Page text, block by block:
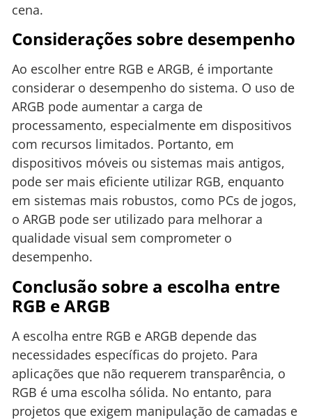
cena.
Considerações sobre desempenho
Ao escolher entre RGB e ARGB, é importante
considerar o desempenho do sistema. O uso de
ARGB pode aumentar a carga de
processamento, especialmente em dispositivos
com recursos limitados. Portanto, em
dispositivos móveis ou sistemas mais antigos,
pode ser mais eficiente utilizar RGB, enquanto
em sistemas mais robustos, como PCs de jogos,
o ARGB pode ser utilizado para melhorar a
qualidade visual sem comprometer o
desempenho.
Conclusão sobre a escolha entre
RGB e ARGB
A escolha entre RGB e ARGB depende das
necessidades específicas do projeto. Para
aplicações que não requerem transparência, o
RGB é uma escolha sólida. No entanto, para
projetos que exigem manipulação de camadas e